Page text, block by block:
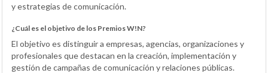
y estrategias de comunicación.
¿Cuál es el objetivo de los Premios W!N?
El objetivo es distinguir a empresas, agencias, organizaciones y
profesionales que destacan en la creación, implementación y
gestión de campañas de comunicación y relaciones públicas.